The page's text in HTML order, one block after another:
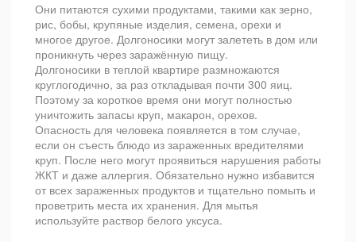
Они питаются сухими продуктами, такими как зерно,
рис, бобы, крупяные изделия, семена, орехи и
многое другое. Долгоносики могут залететь в дом или
проникнуть через заражённую пищу.
Долгоносики в теплой квартире размножаются
круглогодично, за раз откладывая почти 300 яиц.
Поэтому за короткое время они могут полностью
уничтожить запасы круп, макарон, орехов.
Опасность для человека появляется в том случае,
если он съесть блюдо из зараженных вредителями
круп. После него могут проявиться нарушения работы
ЖКТ и даже аллергия. Обязательно нужно избавится
от всех зараженных продуктов и тщательно помыть и
проветрить места их хранения. Для мытья
используйте раствор белого уксуса.